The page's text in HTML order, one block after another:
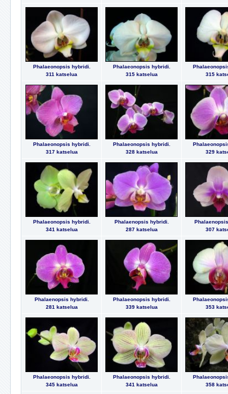
Phalaeonopsis hybridi.
311 katselua
Phalaeonopsis hybridi.
315 katselua
315
Phalaeonopsis hybridi.
317 katselua
Phalaeonopsis hybridi.
328 katselua
329
Phalaeonopsis hybridi.
341 katselua
Phalaenopsis hybridi.
287 katselua
307
Phalaenopsis hybridi.
281 katselua
Phalaeonopsis hybridi.
339 katselua
353
Phalaeonopsis hybridi.
345 katselua
Phalaeonopsis hybridi.
341 katselua
358